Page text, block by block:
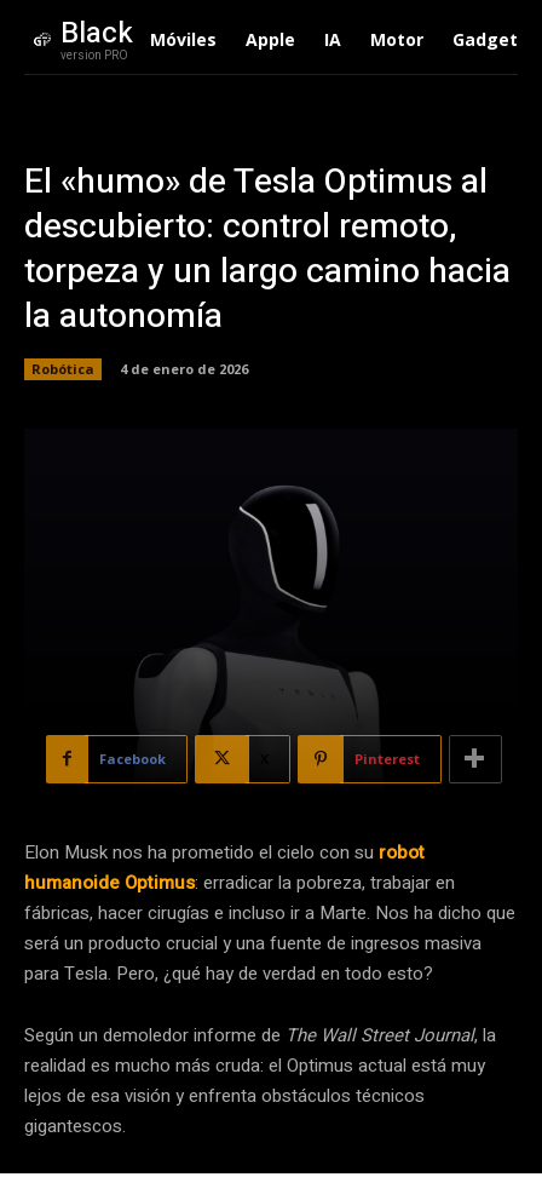
Black
version PRO
Móviles Apple IA Motor Gadgets
El «humo» de Tesla Optimus al
descubierto: control remoto,
torpeza y un largo camino hacia
la autonomía
Robótica 4 de enero de 2026
Facebook Pinterest
Elon Musk nos ha prometido el cielo con su robot
humanoide Optimus: erradicar la pobreza, trabajar en
fábricas, hacer cirugías e incluso ir a Marte. Nos ha dicho que
será un producto crucial y una fuente de ingresos masiva
para Tesla. Pero, ¿qué hay de verdad en todo esto?
Según un demoledor informe de The Wall Street Journal, la
realidad es mucho más cruda: el Optimus actual está muy
lejos de esa visión y enfrenta obstáculos técnicos
gigantescos.